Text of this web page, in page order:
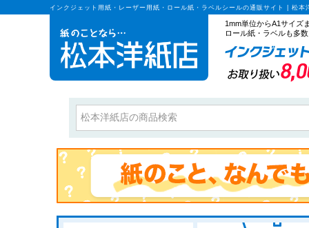
インクジェット用紙・レーザー用紙・ロール紙・ラベルシールの通販サイト | 松本
1mm単位からA1サイズ
ロール紙・ラベルも多